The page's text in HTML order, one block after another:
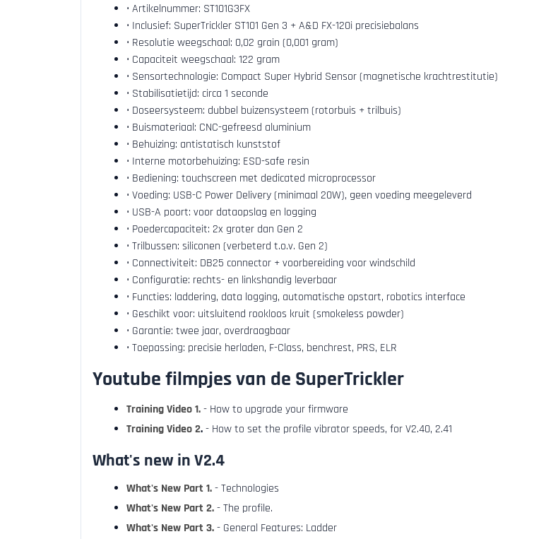
• Artikelnummer: ST101G3FX
• Inclusief: SuperTrickler ST101 Gen 3 + A&D FX-120i precisiebalans
• Resolutie weegschaal: 0,02 grain (0,001 gram)
• Capaciteit weegschaal: 122 gram
• Sensortechnologie: Compact Super Hybrid Sensor (magnetische krachtrestitutie)
• Stabilisatietijd: circa 1 seconde
• Doseersysteem: dubbel buizensysteem (rotorbuis + trilbuis)
• Buismateriaal: CNC-gefreesd aluminium
• Behuizing: antistatisch kunststof
• Interne motorbehuizing: ESD-safe resin
• Bediening: touchscreen met dedicated microprocessor
• Voeding: USB-C Power Delivery (minimaal 20W), geen voeding meegeleverd
• USB-A poort: voor dataopslag en logging
• Poedercapaciteit: 2x groter dan Gen 2
• Trilbussen: siliconen (verbeterd t.o.v. Gen 2)
• Connectiviteit: DB25 connector + voorbereiding voor windschild
• Configuratie: rechts- en linkshandig leverbaar
• Functies: laddering, data logging, automatische opstart, robotics interface
• Geschikt voor: uitsluitend rookloos kruit (smokeless powder)
• Garantie: twee jaar, overdraagbaar
• Toepassing: precisie herladen, F-Class, benchrest, PRS, ELR
Youtube filmpjes van de SuperTrickler
Training Video 1.- How to upgrade your firmware
Training Video 2.- How to set the profile vibrator speeds, for V2.40, 2.41
What's new in V2.4
What's New Part 1.- Technologies
What's New Part 2.- The profile.
What's New Part 3.- General Features: Ladder